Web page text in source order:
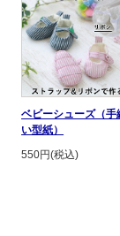
ベビーシューズ（手
い型紙）
550円(税込)